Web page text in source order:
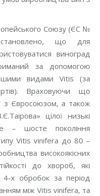
Союзу (ЄС №
що для
виноград
за допомогою
видами Vitis (за
Враховуючи що
з Євросоюзом, а також
цілої низькі
– шосте покоління
Vitis vinifera до 80 –
високоякісних
до хвороб, які
х обробок за період
між Vitis vinifera, та